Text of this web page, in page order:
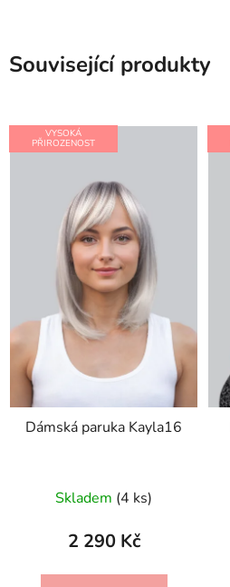
Související produkty
VYSOKÁ
PŘIROZENOST
Dámská paruka Kayla16
Skladem (4 ks)
2 290 Kč